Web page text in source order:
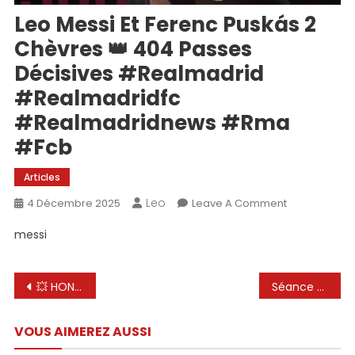
Leo Messi Et Ferenc Puskás 2
Chèvres 👑 404 Passes
Décisives #realmadrid
#realmadridfc
#realmadridnews #rma
#fcb
Articles
4 Décembre 2025 Leo Leave A CommentOn
Ferenc
Puskás
👑
messi
Navigation
💥 HONTEUX, ASSEZ MAINTENANT ! LEO MESSI reçoit un COUP DUR de l’ARGENTINE Séance d’ENTRAÎNEMENT FINAL de Lionel Messi et de l’Inter Miami avant la FINALE contre le NYC FC
VOUS AIMEREZ AUSSI